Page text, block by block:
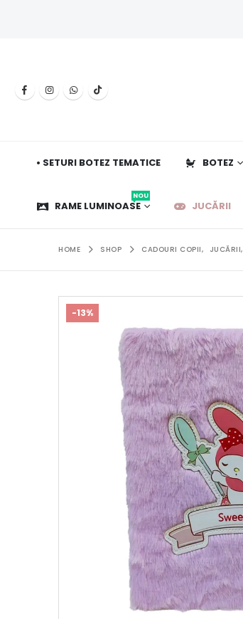
• SETURI BOTEZ TEMATICE BOTEZ
RAME LUMINOASE
NOU
JUCĂRII
HOME SHOP CADOURI COPII, JUCĂRII,
-13%